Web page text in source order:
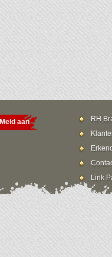
Meld aan
RH
Link